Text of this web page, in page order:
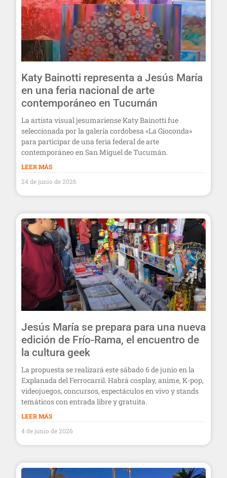
Katy Bainotti representa a Jesús María
en una feria nacional de arte
contemporáneo en Tucumán
La artista visual jesumariense Katy Bainotti fue
seleccionada por la galería cordobesa «La Gioconda»
para participar de una feria federal de arte
contemporáneo en San Miguel de Tucumán.
LEER MÁS
24 de junio de 2026
Jesús María se prepara para una nueva
edición de Frío-Rama, el encuentro de
la cultura geek
La propuesta se realizará este sábado 6 de junio en la
Explanada del Ferrocarril. Habrá cosplay, anime, K-pop,
videojuegos, concursos, espectáculos en vivo y stands
temáticos con entrada libre y gratuita.
LEER MÁS
4 de junio de 2026